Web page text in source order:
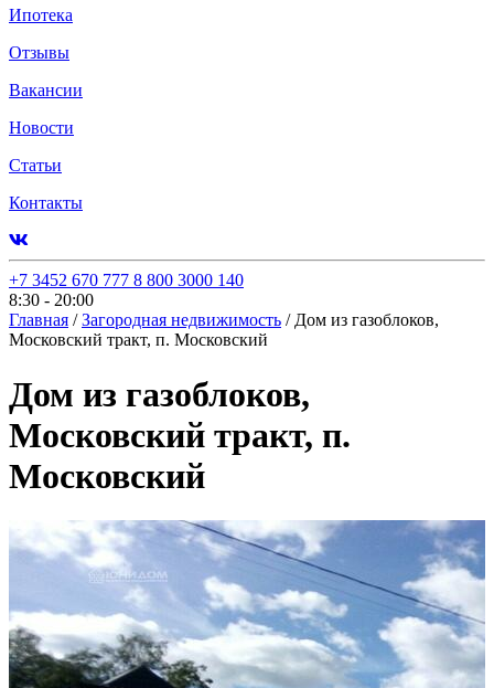
Ипотека
Отзывы
Вакансии
Новости
Статьи
Контакты
+7 3452 670 777 8 800 3000 140
8:30 - 20:00
Главная / Загородная недвижимость / Дом из газоблоков,
Московский тракт, п. Московский
Дом из газоблоков,
Московский тракт, п.
Московский